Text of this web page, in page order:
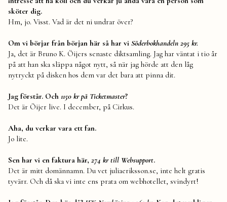
sköter dig.
Hm, jo. Visst. Vad är det ni undrar över?
Om vi börjar från början här så har vi Söderbokhandeln 295 kr.
Ja, det är Bruno K. Öijers senaste diktsamling. Jag har väntat i tio år
på att han ska släppa något nytt, så när jag hörde att den låg
nytryckt på disken hos dem var det bara att pinna dit.
Jag förstår. Och 1150 kr på Ticketmaster?
Det är Öijer live. I december, på Cirkus.
Aha, du verkar vara ett fan.
Jo lite.
Sen har vi en faktura här, 274 kr till Websupport.
Det är mitt domännamn. Du vet juliaeriksson.se, inte helt gratis
tyvärr. Och då ska vi inte ens prata om webhotellet, svindyrt!